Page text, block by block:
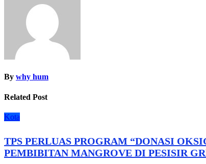
By why hum
Related Post
Kota
TPS PERLUAS PROGRAM “DONASI
PEMBIBITAN MANGROVE DI PESISIR